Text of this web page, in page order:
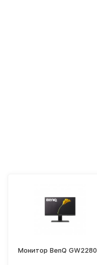
Монитор BenQ GW2280